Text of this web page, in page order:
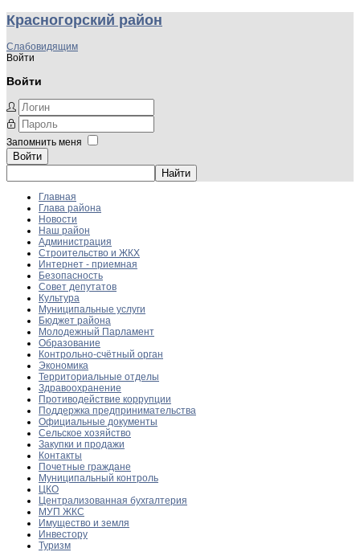
Красногорский район
Слабовидящим
Войти
Войти
Запомнить меня
Войти
Главная
Глава района
Новости
Наш район
Администрация
Строительство и ЖКХ
Интернет - приемная
Безопасность
Совет депутатов
Культура
Муниципальные услуги
Бюджет района
Молодежный Парламент
Образование
Контрольно-счётный орган
Экономика
Территориальные отделы
Здравоохранение
Противодействие коррупции
Поддержка предпринимательства
Официальные документы
Сельское хозяйство
Закупки и продажи
Контакты
Почетные граждане
Муниципальный контроль
ЦКО
Централизованная бухгалтерия
МУП ЖКС
Имущество и земля
Инвестору
Туризм